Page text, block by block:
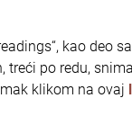
kao deo
treći po redu,
klikom na ovaj